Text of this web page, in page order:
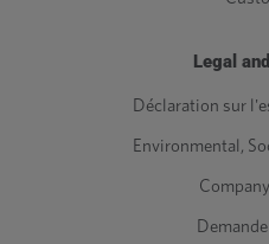
Legal
Déclaration sur
Environmental,